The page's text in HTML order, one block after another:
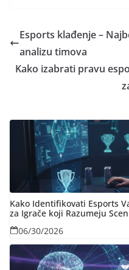
Esports klađenje –
analizu timova
Kako izabrati pravu
Kako Identifikovati Esports
za Igrače koji Razumeju
06/30/2026